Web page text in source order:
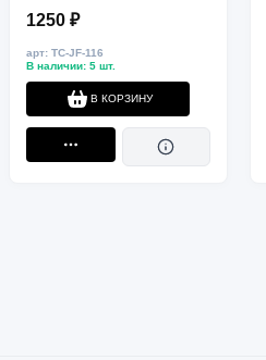
ближний свет, HELLA 3R /
1250 ₽
арт: TC-JF-116
В наличии: 5 шт.
В КОРЗИНУ